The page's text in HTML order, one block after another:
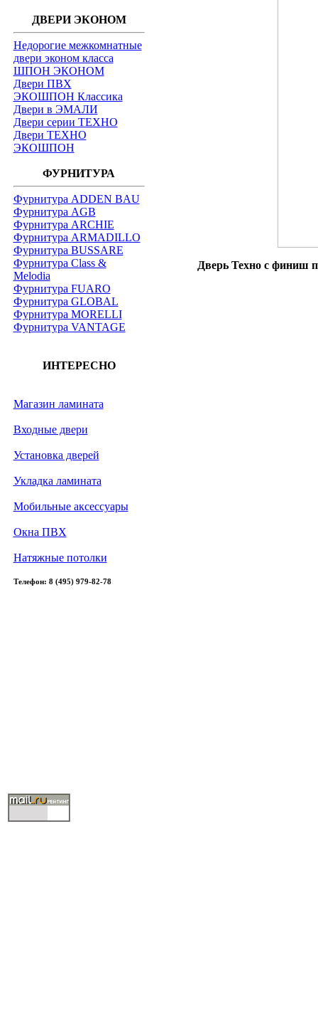
ДВЕРИ ЭКОНОМ
Недорогие межкомнатные
двери эконом класса
ШПОН ЭКОНОМ
Двери ПВХ
ЭКОШПОН Классика
Двери в ЭМАЛИ
Двери серии ТЕХНО
Двери ТЕХНО
ЭКОШПОН
ФУРНИТУРА
Фурнитура ADDEN BAU
Фурнитура AGB
Фурнитура ARCHIE
Фурнитура ARMADILLO
Фурнитура BUSSARE
Фурнитура Class &
Melodia
Фурнитура FUARO
Фурнитура GLOBAL
Фурнитура MORELLI
Фурнитура VANTAGE
ИНТЕРЕСНО
Магазин ламината
Входные двери
Установка дверей
Укладка ламината
Мобильные аксессуары
Окна ПВХ
Натяжные потолки
Телефон: 8 (495) 979-82-78
Дверь Техно с финиш